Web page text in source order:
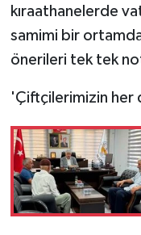
kıraathanelerde
samimi bir
önerileri tek tek
'Çiftçilerimizin her